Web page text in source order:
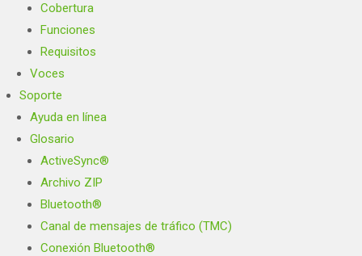
Cobertura
Funciones
Requisitos
Voces
Soporte
Ayuda en línea
Glosario
ActiveSync®
Archivo ZIP
Bluetooth®
Canal de mensajes de tráfico (TMC)
Conexión Bluetooth®